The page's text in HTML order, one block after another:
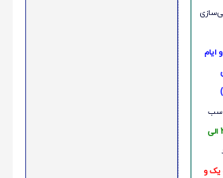
ایام
رتفاع 20 الی
یک و